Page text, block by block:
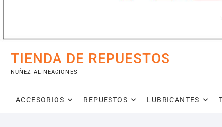
TIENDA DE REPUESTOS
NUÑEZ ALINEACIONES
ACCESORIOS REPUESTOS LUBRICANTES